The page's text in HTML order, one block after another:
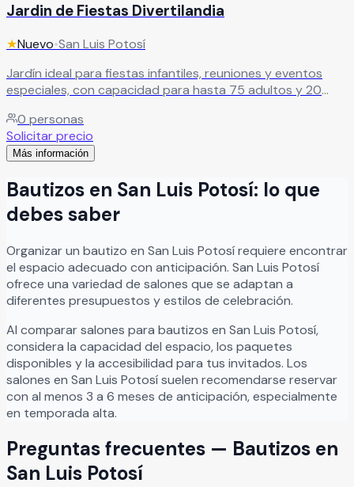
Jardin de Fiestas Divertilandia
★Nuevo•San Luis Potosí
Jardín ideal para fiestas infantiles, reuniones y eventos
especiales, con capacidad para hasta 75 adultos y 20
área cerrada y jardín con juegos infantiles.
0 personas
Solicitar precio
Más información
Bautizos en San Luis Potosí: lo que
debes saber
Organizarun bautizo en San Luis Potosírequiere encontrar
el espacio adecuado con anticipación. San Luis Potosí
ofrece una variedad de salones que se adaptan a
diferentes presupuestos y estilos de celebración.
Al comparar salones para bautizos en San Luis Potosí,
considera la capacidad del espacio, los paquetes
disponibles y la accesibilidad para tus invitados. Los
salones en San Luis Potosísuelen recomendarse reservar
con al menos 3 a 6 meses de anticipación, especialmente
en temporada alta.
Preguntas frecuentes — Bautizos en
San Luis Potosí